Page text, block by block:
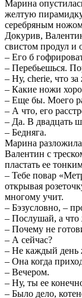
Марина
желтую
серебряным
Докурив,
свистом продул и
– Его б
– Перебьешься.
– Ну, cherie, что
– Какие ножи
– Еще бы. Моего
– А что, его
– Да. В двадцать
– Бедняга.
Марина
Валентин с
пластать ее
– Тебе повар
открывая
многому учит.
– Бэзусловно, –
– Послушай, а что
– Почему не
– А сейчас?
– Не каждый день
– Она когда
– Вечером.
– Ну, ты ее
– Было дело,